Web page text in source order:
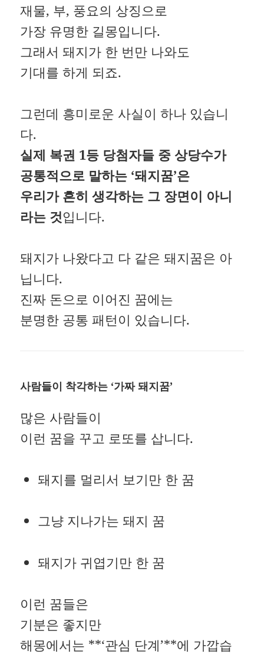
재물, 부, 풍요의 상징으로
가장 유명한 길몽입니다.
그래서 돼지가 한 번만 나와도
기대를 하게 되죠.
그런데 흥미로운 사실이 하나 있습니
다.
실제 복권 1등 당첨자들 중 상당수가
공통적으로 말하는 ‘돼지꿈’은
우리가 흔히 생각하는 그 장면이 아니
라는 것입니다.
돼지가 나왔다고 다 같은 돼지꿈은 아
닙니다.
진짜 돈으로 이어진 꿈에는
분명한 공통 패턴이 있습니다.
사람들이 착각하는 ‘가짜 돼지꿈’
많은 사람들이
이런 꿈을 꾸고 로또를 삽니다.
돼지를 멀리서 보기만 한 꿈
그냥 지나가는 돼지 꿈
돼지가 귀엽기만 한 꿈
이런 꿈들은
기분은 좋지만
해몽에서는 **‘관심 단계’**에 가깝습